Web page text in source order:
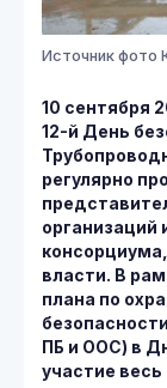
Источник фото
10 сентября
12-й День
регулярно
организаций
власти. В
плана по
ПБ и ООС) в
участие